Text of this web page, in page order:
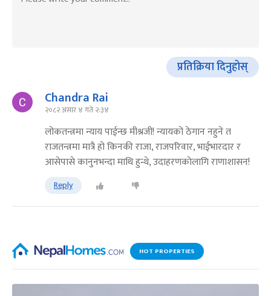
प्रतिक्रिया दिनुहोस्
Chandra Rai
२०८२ असार ४ गते २:३४
लोकतन्त्रमा न्याय पाईन्छ मीश्रजी! न्यायको ठेगान नहुने त
राजतन्त्रमा मात्रै हो किनकी राजा, राजपरिवार, भाईभारदार र
आसेपासे कानुनभन्दा माथि हुन्थे, उदाहरणकाेलागि राणाशासन!
Reply
HOT PROPERTIES